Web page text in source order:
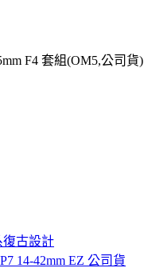
F4 套組(OM5,公司貨)
古設計
14-42mm EZ 公司貨